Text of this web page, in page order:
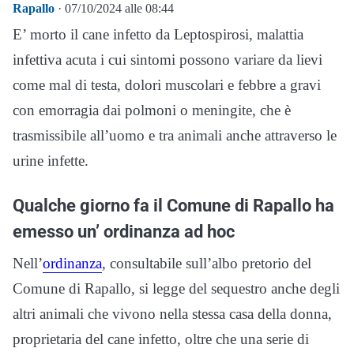
Rapallo · 07/10/2024 alle 08:44
E’ morto il cane infetto da Leptospirosi, malattia
infettiva acuta i cui sintomi possono variare da lievi
come mal di testa, dolori muscolari e febbre a gravi
con emorragia dai polmoni o meningite, che è
trasmissibile all’uomo e tra animali anche attraverso le
urine infette.
Qualche giorno fa il Comune di Rapallo ha
emesso un’ ordinanza ad hoc
Nell’ordinanza, consultabile sull’albo pretorio del
Comune di Rapallo, si legge del sequestro anche degli
altri animali che vivono nella stessa casa della donna,
proprietaria del cane infetto, oltre che una serie di